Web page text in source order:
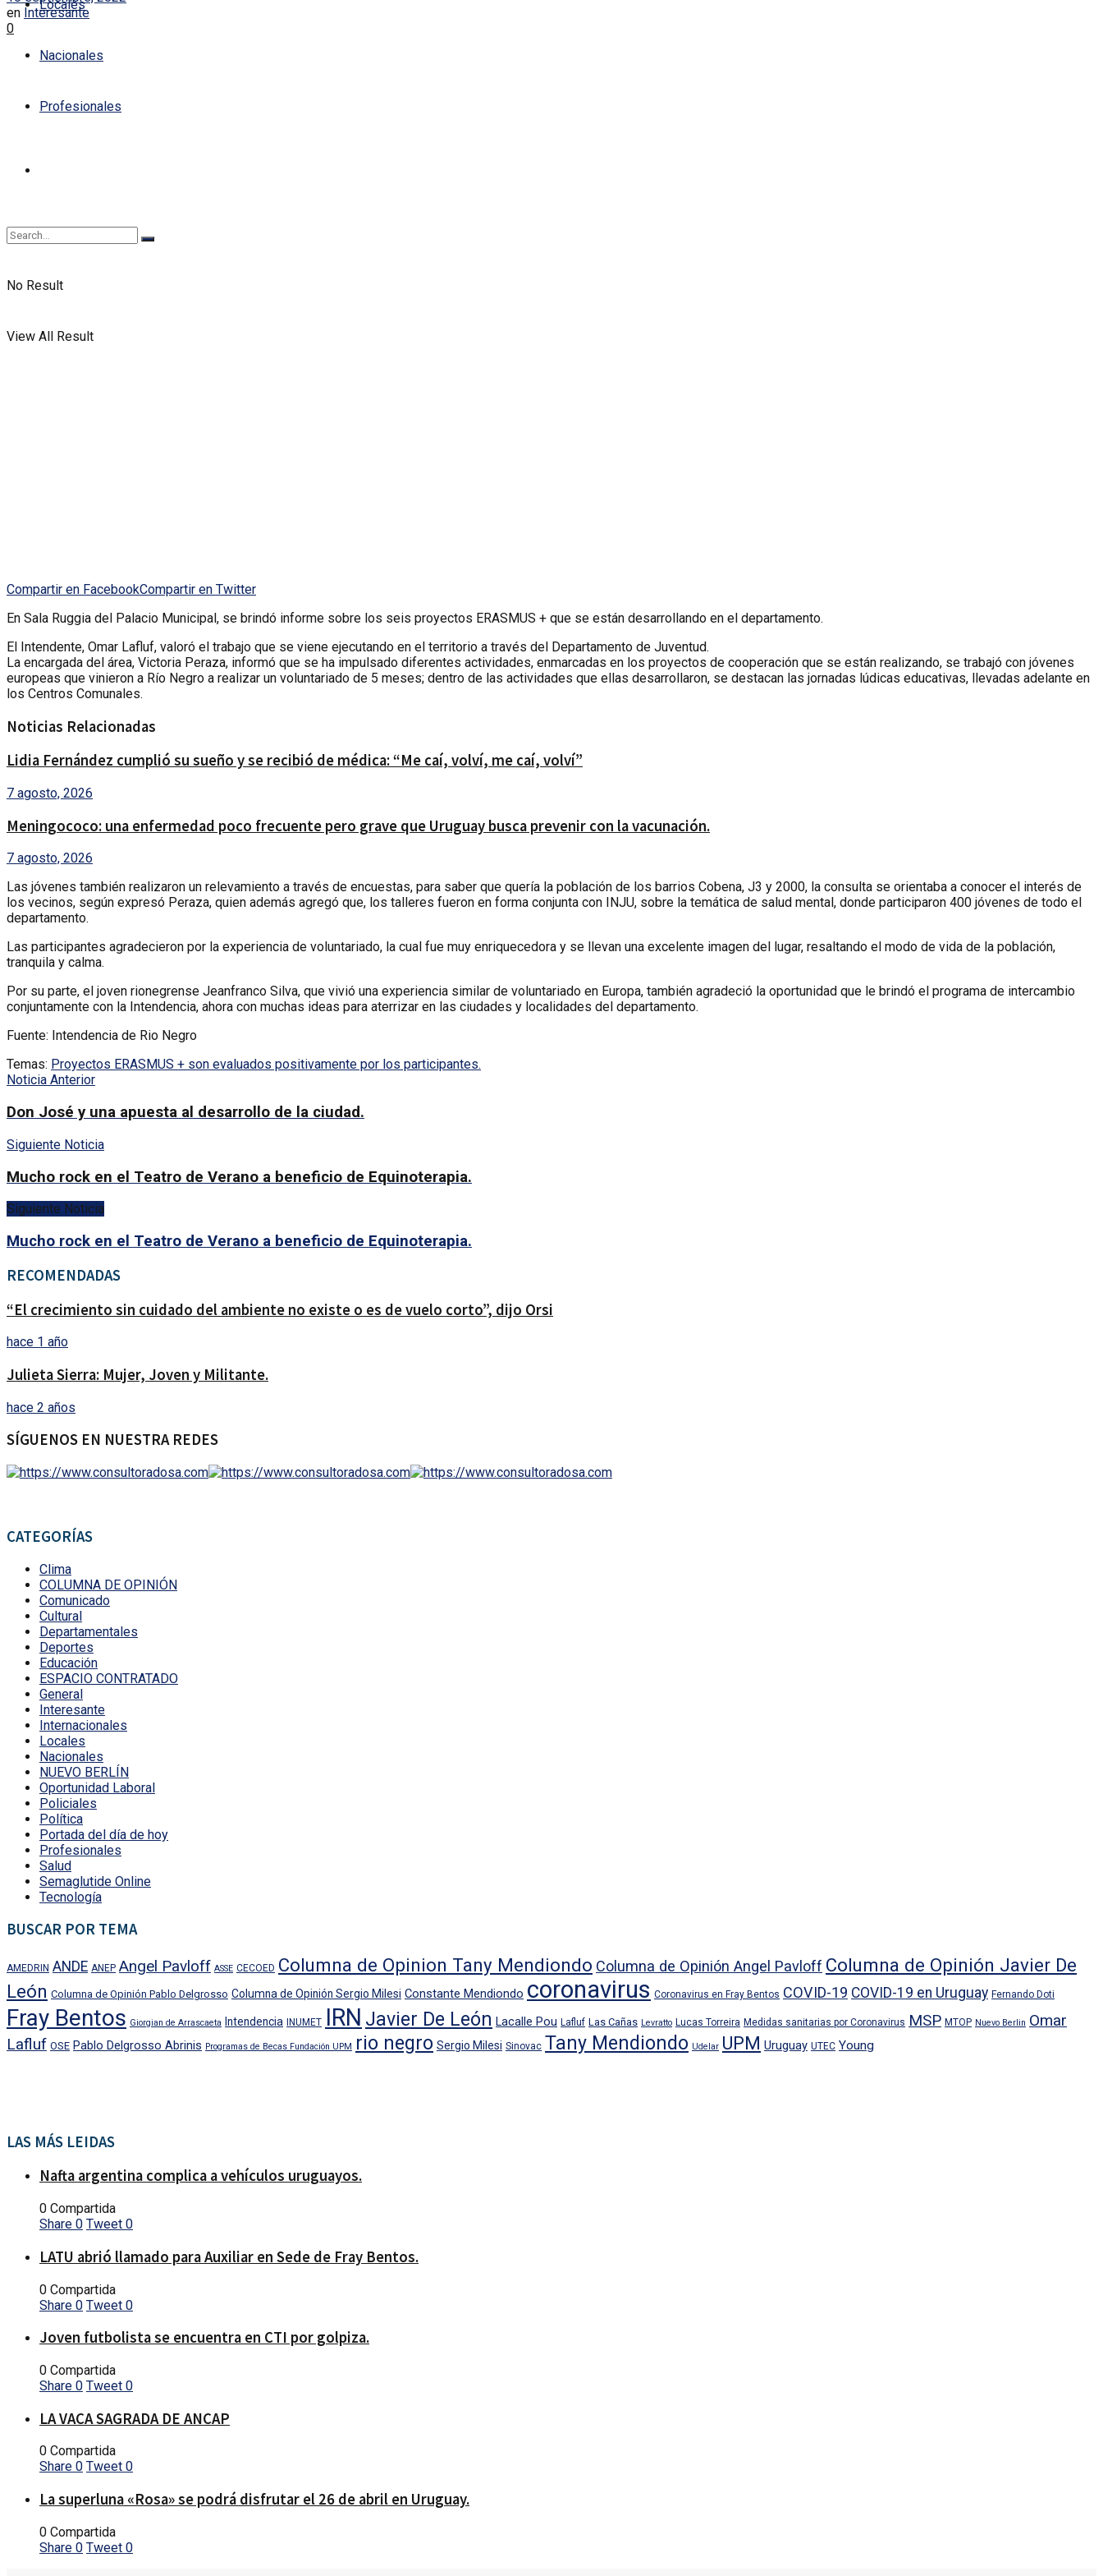
Locales
Nacionales
Profesionales
No Result
View All Result
en Interesante
0
Compartir en FacebookCompartir en Twitter
En Sala Ruggia del Palacio Municipal, se brindó informe sobre los seis proyectos ERASMUS + que se están desarrollando en el departamento.
El Intendente, Omar Lafluf, valoró el trabajo que se viene ejecutando en el territorio a través del Departamento de Juventud.
La encargada del área, Victoria Peraza, informó que se ha impulsado diferentes actividades, enmarcadas en los proyectos de cooperación que se están realizando, se trabajó con jóvenes
europeas que vinieron a Río Negro a realizar un voluntariado de 5 meses; dentro de las actividades que ellas desarrollaron, se destacan las jornadas lúdicas educativas, llevadas adelante en
los Centros Comunales.
Noticias Relacionadas
Lidia Fernández cumplió su sueño y se recibió de médica: “Me caí, volví, me caí, volví”
7 agosto, 2026
Meningococo: una enfermedad poco frecuente pero grave que Uruguay busca prevenir con la vacunación.
7 agosto, 2026
Las jóvenes también realizaron un relevamiento a través de encuestas, para saber que quería la población de los barrios Cobena, J3 y 2000, la consulta se orientaba a conocer el interés de
los vecinos, según expresó Peraza, quien además agregó que, los talleres fueron en forma conjunta con INJU, sobre la temática de salud mental, donde participaron 400 jóvenes de todo el
departamento.
Las participantes agradecieron por la experiencia de voluntariado, la cual fue muy enriquecedora y se llevan una excelente imagen del lugar, resaltando el modo de vida de la población,
tranquila y calma.
Por su parte, el joven rionegrense Jeanfranco Silva, que vivió una experiencia similar de voluntariado en Europa, también agradeció la oportunidad que le brindó el programa de intercambio
conjuntamente con la Intendencia, ahora con muchas ideas para aterrizar en las ciudades y localidades del departamento.
Fuente: Intendencia de Rio Negro
Temas: Proyectos ERASMUS + son evaluados positivamente por los participantes.
Noticia Anterior
Don José y una apuesta al desarrollo de la ciudad.
Siguiente Noticia
Mucho rock en el Teatro de Verano a beneficio de Equinoterapia.
Siguiente Noticia
Mucho rock en el Teatro de Verano a beneficio de Equinoterapia.
RECOMENDADAS
“El crecimiento sin cuidado del ambiente no existe o es de vuelo corto”, dijo Orsi
hace 1 año
Julieta Sierra: Mujer, Joven y Militante.
hace 2 años
SÍGUENOS EN NUESTRA REDES
CATEGORÍAS
Clima
COLUMNA DE OPINIÓN
Comunicado
Cultural
Departamentales
Deportes
Educación
ESPACIO CONTRATADO
General
Interesante
Internacionales
Locales
Nacionales
NUEVO BERLÍN
Oportunidad Laboral
Policiales
Política
Portada del día de hoy
Profesionales
Salud
Semaglutide Online
Tecnología
BUSCAR POR TEMA
AMEDRIN ANDE ANEP Angel Pavloff ASSE CECOED Columna de Opinion Tany Mendiondo Columna de Opinión Angel Pavloff Columna de Opinión Javier De
León Columna de Opinión Pablo Delgrosso Columna de Opinión Sergio Milesi Constante Mendiondo coronavirus Coronavirus en Fray Bentos COVID-19 COVID-19 en Uruguay Fernando Doti
Fray Bentos Giorgian de Arrascaeta Intendencia INUMET IRN Javier De León Lacalle Pou Lafluf Las Cañas Levratto Lucas Torreira Medidas sanitarias por Coronavirus MSP MTOP Nuevo Berlin Omar
Lafluf OSE Pablo Delgrosso Abrinis Programas de Becas Fundación UPM rio negro Sergio Milesi Sinovac Tany Mendiondo Udelar UPM Uruguay UTEC Young
LAS MÁS LEIDAS
Nafta argentina complica a vehículos uruguayos.
0 Compartida
Share 0 Tweet 0
LATU abrió llamado para Auxiliar en Sede de Fray Bentos.
0 Compartida
Share 0 Tweet 0
Joven futbolista se encuentra en CTI por golpiza.
0 Compartida
Share 0 Tweet 0
LA VACA SAGRADA DE ANCAP
0 Compartida
Share 0 Tweet 0
La superluna «Rosa» se podrá disfrutar el 26 de abril en Uruguay.
0 Compartida
Share 0 Tweet 0